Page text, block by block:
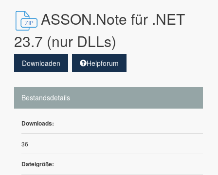
ASSON.Note für .NET
23.7 (nur DLLs)
Downloaden Helpforum
Bestandsdetails
Downloads:
36
Dateigröße: